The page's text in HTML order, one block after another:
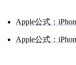
Apple公式：
Apple公式：